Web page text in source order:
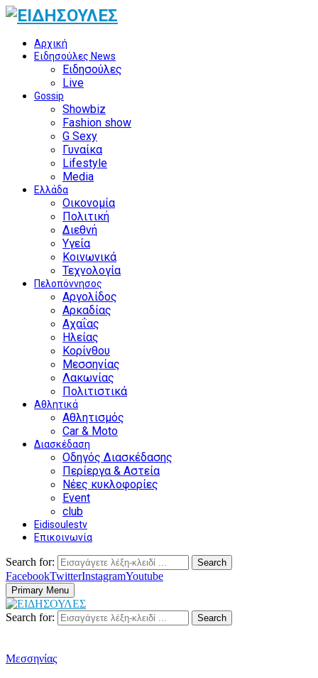
Αρχική
Ειδησούλες News
Ειδησούλες
Live
Gossip
Showbiz
Fashion show
G Sexy
Γυναίκα
Lifestyle
Media
Ελλάδα
Οικονομία
Πολιτική
Διεθνή
Υγεία
Κοινωνικά
Τεχνολογία
Πελοπόννησος
Αργολίδος
Αρκαδίας
Αχαΐας
Ηλείας
Κορίνθου
Μεσσηνίας
Λακωνίας
Πολιτιστικά
Αθλητικά
Αθλητισμός
Car & Moto
Διασκέδαση
Οδηγός Διασκέδασης
Περίεργα & Αστεία
Νέες κυκλοφορίες
Event
club
Eidisoulestv
Επικοινωνία
Search for: Search
FacebookTwitterInstagramYoutube
Primary Menu
Search for: Search
Μεσσηνίας